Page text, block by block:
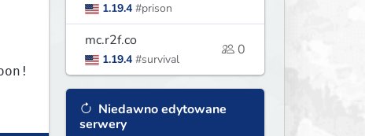
1.19.4 #prison
mc.r2f.co
1.19.4 #survival
0
Niedawno edytowane
serwery